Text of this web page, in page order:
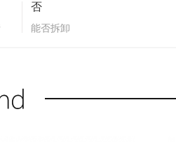
否
能否拆卸